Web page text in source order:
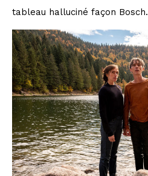
tableau halluciné façon Bosch.